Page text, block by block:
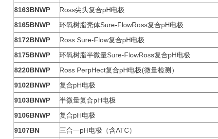
8163BNWP
Ross尖头复合pH电极
8165BNWP
环氧树脂壳体Sure-FlowRoss复合pH电极
8172BNWP
Ross Sure-Flow复合pH电极
8175BNWP
环氧树脂半微量Sure-FlowRoss复合pH电极
8220BNWP
Ross PerpHect复合pH电极(微量检测）
9102BNWP
复合pH电极
9103BNWP
半微量复合pH电极
9106BNWP
复合pH电极
9107BN
三合一pH电极（含ATC）